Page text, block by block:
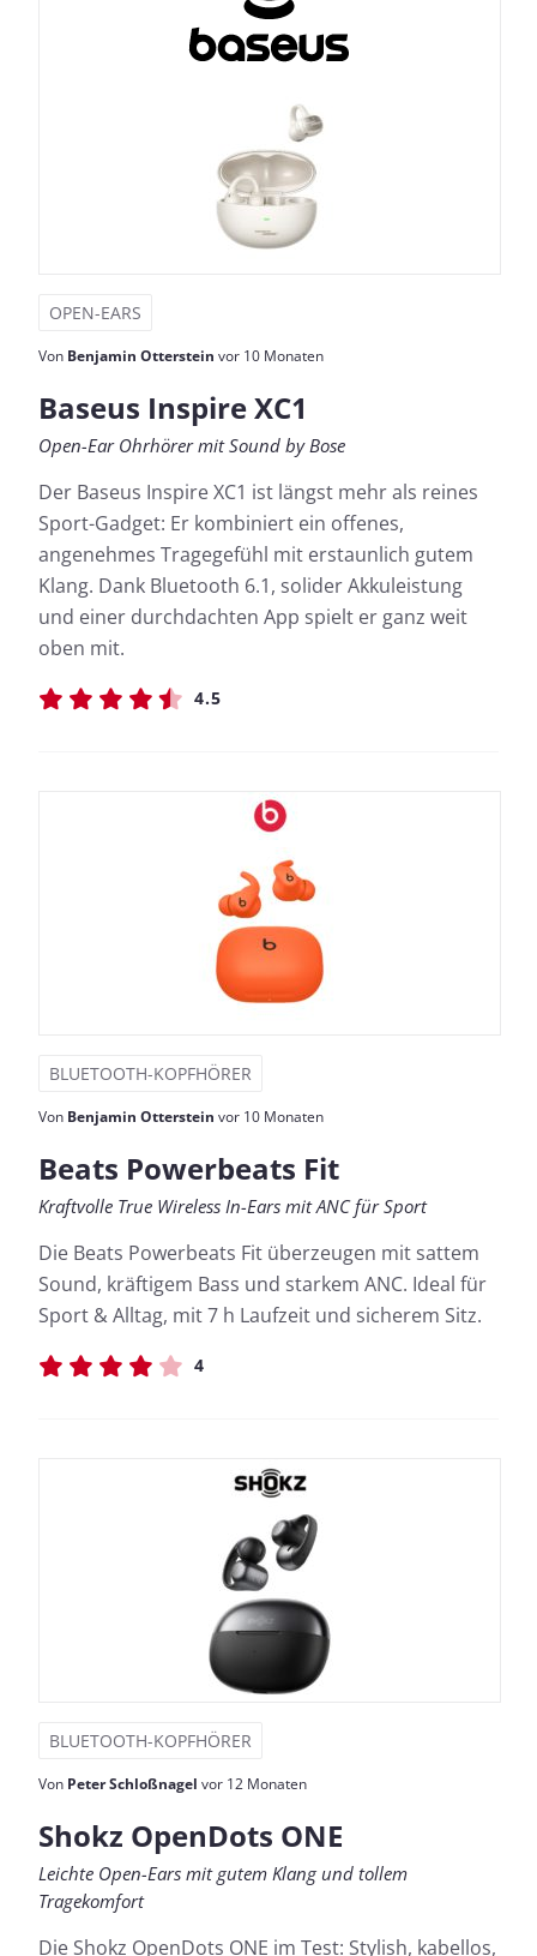
OPEN-EARS
Von Benjamin Otterstein vor 10 Monaten
Baseus Inspire XC1
Open-Ear Ohrhörer mit Sound by Bose
Der Baseus Inspire XC1 ist längst mehr als reines
Sport-Gadget: Er kombiniert ein offenes,
angenehmes Tragegefühl mit erstaunlich gutem
Klang. Dank Bluetooth 6.1, solider Akkuleistung
und einer durchdachten App spielt er ganz weit
oben mit.
4.5
BLUETOOTH-KOPFHÖRER
Von Benjamin Otterstein vor 10 Monaten
Beats Powerbeats Fit
Kraftvolle True Wireless In-Ears mit ANC für Sport
Die Beats Powerbeats Fit überzeugen mit sattem
Sound, kräftigem Bass und starkem ANC. Ideal für
Sport & Alltag, mit 7 h Laufzeit und sicherem Sitz.
4
BLUETOOTH-KOPFHÖRER
Von Peter Schloßnagel vor 12 Monaten
Shokz OpenDots ONE
Leichte Open-Ears mit gutem Klang und tollem
Tragekomfort
Die Shokz OpenDots ONE im Test: Stylish, kabellos,